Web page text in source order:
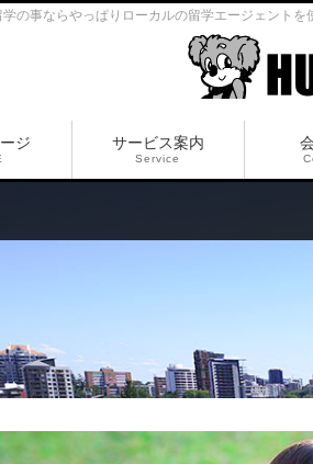
の事ならやっぱりローカルの留学エージェント
ジ サービス案内
Service